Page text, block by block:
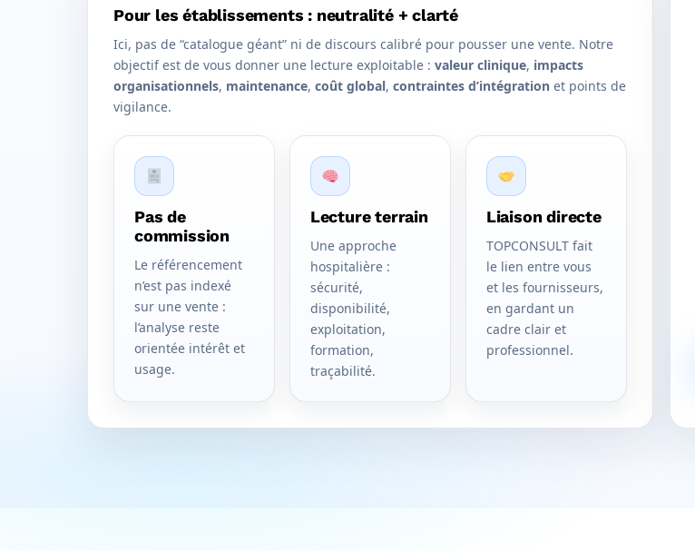
Pour les établissements : neutralité + clarté
Ici, pas de “catalogue géant” ni de discours calibré pour pousser une vente. Notre
objectif est de vous donner une lecture exploitable : valeur clinique, impacts
organisationnels, maintenance, coût global, contraintes d’intégration et points de
vigilance.
Pas de
commission
Le référencement
n’est pas indexé
sur une vente :
l’analyse reste
orientée intérêt et
usage.
Lecture terrain
Une approche
hospitalière :
sécurité,
disponibilité,
exploitation,
formation,
traçabilité.
Liaison directe
TOPCONSULT fait
le lien entre vous
et les fournisseurs,
en gardant un
cadre clair et
professionnel.